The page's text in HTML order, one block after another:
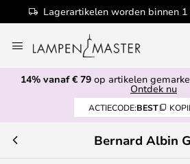
100+
naar
de
inhoud
14% vanaf € 79 op artikelen
Ontdek nu
ACTIECODE:BEST
Bernard Albin